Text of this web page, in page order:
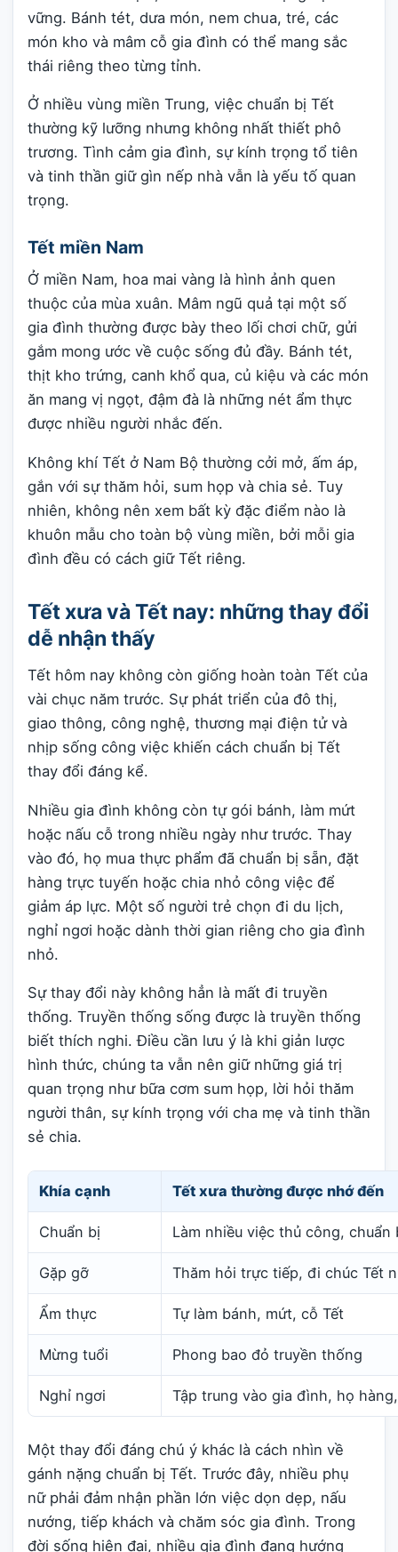
vững. Bánh tét, dưa món, nem chua, tré, các
món kho và mâm cỗ gia đình có thể mang sắc
thái riêng theo từng tỉnh.
Ở nhiều vùng miền Trung, việc chuẩn bị Tết
thường kỹ lưỡng nhưng không nhất thiết phô
trương. Tình cảm gia đình, sự kính trọng tổ tiên
và tinh thần giữ gìn nếp nhà vẫn là yếu tố quan
trọng.
Tết miền Nam
Ở miền Nam, hoa mai vàng là hình ảnh quen
thuộc của mùa xuân. Mâm ngũ quả tại một số
gia đình thường được bày theo lối chơi chữ, gửi
gắm mong ước về cuộc sống đủ đầy. Bánh tét,
thịt kho trứng, canh khổ qua, củ kiệu và các món
ăn mang vị ngọt, đậm đà là những nét ẩm thực
được nhiều người nhắc đến.
Không khí Tết ở Nam Bộ thường cởi mở, ấm áp,
gắn với sự thăm hỏi, sum họp và chia sẻ. Tuy
nhiên, không nên xem bất kỳ đặc điểm nào là
khuôn mẫu cho toàn bộ vùng miền, bởi mỗi gia
đình đều có cách giữ Tết riêng.
Tết xưa và Tết nay: những thay đổi
dễ nhận thấy
Tết hôm nay không còn giống hoàn toàn Tết của
vài chục năm trước. Sự phát triển của đô thị,
giao thông, công nghệ, thương mại điện tử và
nhịp sống công việc khiến cách chuẩn bị Tết
thay đổi đáng kể.
Nhiều gia đình không còn tự gói bánh, làm mứt
hoặc nấu cỗ trong nhiều ngày như trước. Thay
vào đó, họ mua thực phẩm đã chuẩn bị sẵn, đặt
hàng trực tuyến hoặc chia nhỏ công việc để
giảm áp lực. Một số người trẻ chọn đi du lịch,
nghỉ ngơi hoặc dành thời gian riêng cho gia đình
nhỏ.
Sự thay đổi này không hẳn là mất đi truyền
thống. Truyền thống sống được là truyền thống
biết thích nghi. Điều cần lưu ý là khi giản lược
hình thức, chúng ta vẫn nên giữ những giá trị
quan trọng như bữa cơm sum họp, lời hỏi thăm
người thân, sự kính trọng với cha mẹ và tinh thần
sẻ chia.
Khía cạnh Tết xưa thường được nhớ đến
Chuẩn bị Làm nhiều việc thủ công, chuẩn
Gặp gỡ Thăm hỏi trực tiếp, đi chúc Tết
Ẩm thực Tự làm bánh, mứt, cỗ Tết
Mừng tuổi Phong bao đỏ truyền thống
Nghỉ ngơi Tập trung vào gia đình, họ
Một thay đổi đáng chú ý khác là cách nhìn về
gánh nặng chuẩn bị Tết. Trước đây, nhiều phụ
nữ phải đảm nhận phần lớn việc dọn dẹp, nấu
nướng, tiếp khách và chăm sóc gia đình. Trong
đời sống hiện đại, nhiều gia đình đang hướng